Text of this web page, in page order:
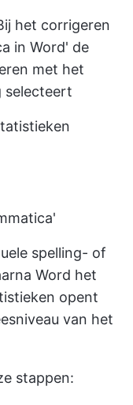
het corrigeren
in Word' de
met het
selecteert
spelling- of
Word het
opent
van het
stappen: